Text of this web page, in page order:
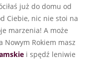
już do domu od
Ciebie, nic nie stoi na
marzenia! A może
Nowym Rokiem masz
i spędź leniwie